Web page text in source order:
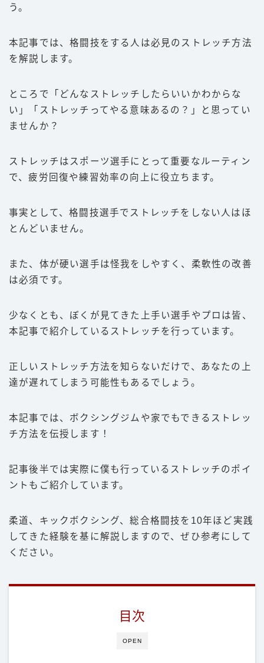
階級
PFP
パンチ力
喧嘩
運営者情報
う。
本記事では、格闘技をする人は必見のストレッチ方法
を解説します。
ところで「どんなストレッチしたらいいかわからな
い」「ストレッチってやる意味あるの？」と思ってい
ませんか？
ストレッチはスポーツ選手にとって重要なルーティン
で、疲労回復や練習効率の向上に役立ちます。
事実として、格闘技選手でストレッチをしない人はほ
とんどいません。
また、体が硬い選手は怪我をしやすく、柔軟性の改善
は必須です。
少なくとも、ぼくが見てきた上手い選手やプロは皆、
本記事で紹介しているストレッチを行っています。
正しいストレッチ方法を知らないだけで、あなたの上
達が遅れてしまう可能性もあるでしょう。
本記事では、ボクシングジムや家でもできるストレッ
チ方法を伝授します！
記事後半では実際に僕も行っているストレッチのポイ
ントもご紹介しています。
柔道、キックボクシング、総合格闘技を10年ほど実践
してきた経験を基に解説しますので、ぜひ参考にして
ください。
OPEN
目次